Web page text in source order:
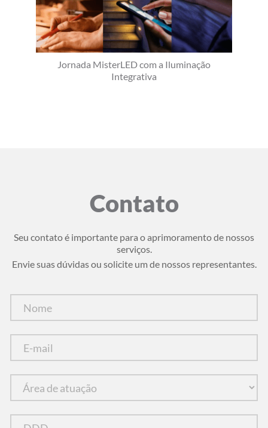
Jornada MisterLED com a Iluminação
Integrativa
Contato
Seu contato é importante para o aprimoramento de nossos
serviços.
Envie suas dúvidas ou solicite um de nossos representantes.